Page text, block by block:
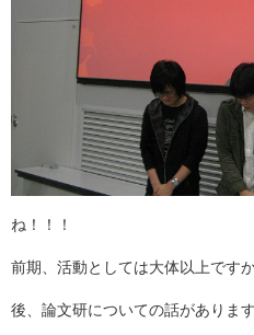
ね！！！
前期、活動としては大体以上です
後、論文研についての話がありま